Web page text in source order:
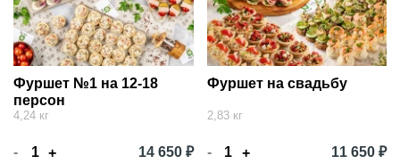
Фуршет №1 на 12-18
персон
4,24 кг
- + 14 650 ₽
Фуршет на свадьбу
2,83 кг
- + 11 650 ₽